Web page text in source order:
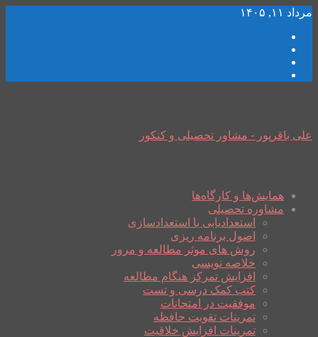
مرداد ۱۱, ۱۴۰۵
علی باقرپور - مشاور تحصیلی و کنکور
همایش‌ها و کارگاه‌ها
مشاوره تحصیلی
استعدادیابی یا استعدادسازی
اصول برنامه ریزی
روش های موثر مطالعه و مرور
خلاصه نویسی
افزایش تمرکز هنگام مطالعه
کتب کمک درسی و تست
موفقیت در امتحانات
تمرینات تقویت حافظه
تمرینات افزایش خلاقیت